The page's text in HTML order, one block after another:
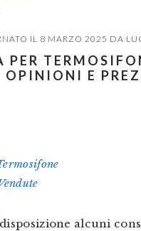
IL 8 MARZO 2025 DA
OPINIONI E
alcuni